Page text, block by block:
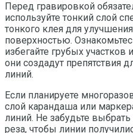
Перед гравировкой
используйте тонкий слой
тонкого клея для
поверхностью.
избегайте грубых
они создадут препятствия
линий.
Если планируете
слой карандаша или
линий. Не забудьте
реза, чтобы линии